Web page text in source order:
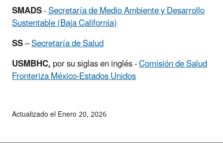
SMADS-Secretaría de Medio Ambiente y Desarrollo
Sustentable (Baja California)
SS–Secretaría de Salud
USMBHC,por su siglas en inglés -Comisión de Salud
Fronteriza México-Estados Unidos
Actualizado el Enero 20, 2026